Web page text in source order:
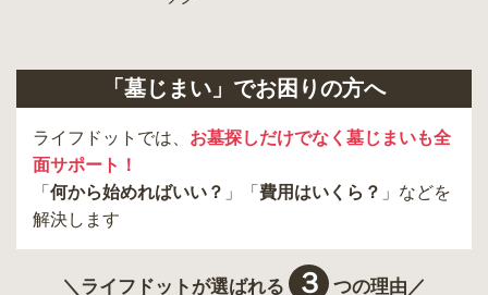
「墓じまい」でお困りの方へ
ライフドットでは、 お墓探しだけでなく墓じまいも全
面サポート！
「 何から始めればいい？ 」「 費用はいくら？ 」などを
解決します
＼ライフドットが選ばれる ３ つの理由／